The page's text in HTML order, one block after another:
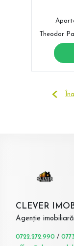
Theodor
CLEVER
Agenție
0722.272.990 /